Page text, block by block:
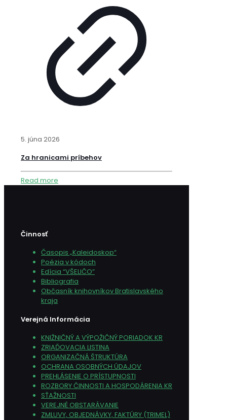
5. júna 2026
Za hranicami príbehov
Read more
Činnosť
Časopis „Kaleidoskop“
Poézia v kódoch
Edícia “VŠELIČO”
Bibliografia
Občasník knihovníkov Bratislavského
kraja
Verejná Informácia
KNIŽNIČNÝ A VÝPOŽIČNÝ PORIADOK KR
ZRIAĎOVACIA LISTINA
ORGANIZAČNÁ ŠTRUKTÚRA
OCHRANA OSOBNÝCH ÚDAJOV
PREHLÁSENIE O PRÍSTUPNOSTI
ROZBORY ČINNOSTI A HOSPODÁRENIA KR
SŤAŽNOSTI
VEREJNÉ OBSTARÁVANIE
ZMLUVY, OBJEDNÁVKY, FAKTÚRY (TRIMEL)